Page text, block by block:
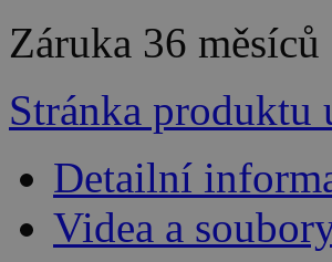
Záruka 36 měsíců
Stránka produktu
Detailní
Videa a